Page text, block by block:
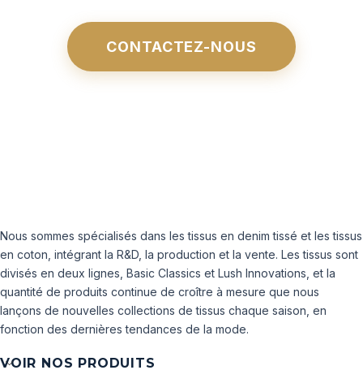
CONTACTEZ-NOUS
Nous sommes spécialisés dans les tissus en denim tissé et les tissus
en coton, intégrant la R&D, la production et la vente. Les tissus sont
divisés en deux lignes, Basic Classics et Lush Innovations, et la
quantité de produits continue de croître à mesure que nous
lançons de nouvelles collections de tissus chaque saison, en
fonction des dernières tendances de la mode.
VOIR NOS PRODUITS